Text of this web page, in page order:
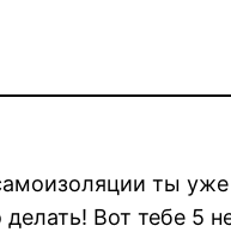
ты уже
Вот тебе 5